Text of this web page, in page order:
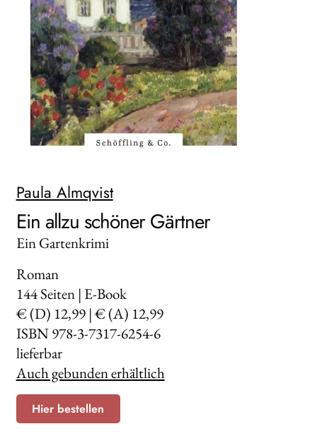
AKTUELLES
NEWSLETTER
WEITERE VERLAGE
Search:
Paula Almqvist
Ein allzu schöner Gärtner
Ein Gartenkrimi
Roman
144Seiten | E-Book
€ (D) 12,99 | € (A) 12,99
ISBN 978-3-7317-6254-6
lieferbar
Auch gebunden erhältlich
Hier bestellen